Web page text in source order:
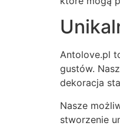
Antolove.pl
gustów.
dekoracja
Nasze
stworzenie